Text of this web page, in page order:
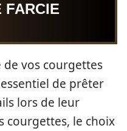
FARCIE
vos courgettes
de prêter
lors de leur
courgettes, le choix